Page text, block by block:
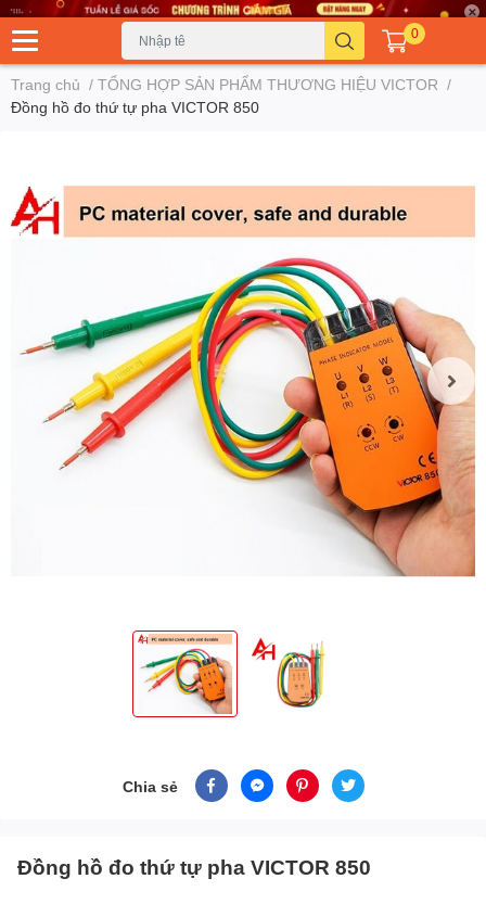
0
Trang chủ / TỔNG HỢP SẢN PHẨM THƯƠNG HIỆU VICTOR /
Đồng hồ đo thứ tự pha VICTOR 850
Chia sẻ
Đồng hồ đo thứ tự pha VICTOR 850